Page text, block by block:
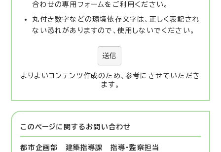
合わせの専用フォームをご利用ください。
丸付き数字などの環境依存文字は、正しく表記され
ない恐れがありますので、使用しないでください。
送信
よりよいコンテンツ作成のため、参考にさせていただき
ます。
このページに関する お問い合わせ
都市企画部 建築指導課
指導・監察担当